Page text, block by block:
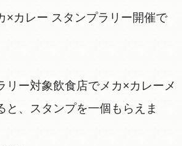
×カレー スタンプラリー開催で
リー対象飲食店でメカ×カレーメ
と、スタンプを一個もらえま